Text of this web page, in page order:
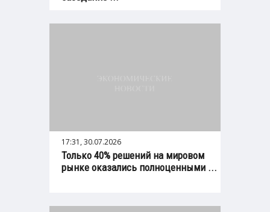
17:31, 30.07.2026
Только 40% решений на мировом
рынке оказались полноценными ...